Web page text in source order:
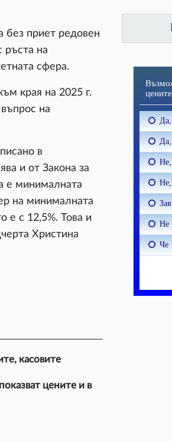
без приет редовен
ръста на
сфера.
края на 2025 г.
на
в
и от Закона за
е минималната
на минималната
е с 12,5%. Това и
Христина
касовите
цените и в